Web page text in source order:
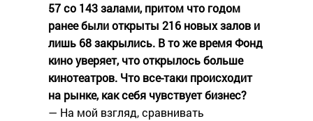
57 со 143 залами, притом что годом
ранее были открыты 216 новых залов и
лишь 68 закрылись. В то же время Фонд
кино уверяет, что открылось больше
кинотеатров. Что все-таки происходит
на рынке, как себя чувствует бизнес?
— На мой взгляд, сравнивать